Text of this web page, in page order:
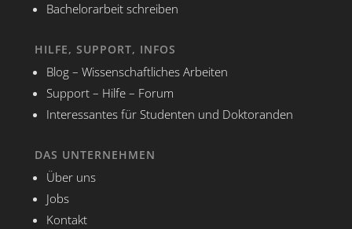
Bachelorarbeit schreiben
HILFE, SUPPORT, INFOS
Blog – Wissenschaftliches Arbeiten
Support – Hilfe – Forum
Interessantes für Studenten und Doktoranden
DAS UNTERNEHMEN
Über uns
Jobs
Kontakt